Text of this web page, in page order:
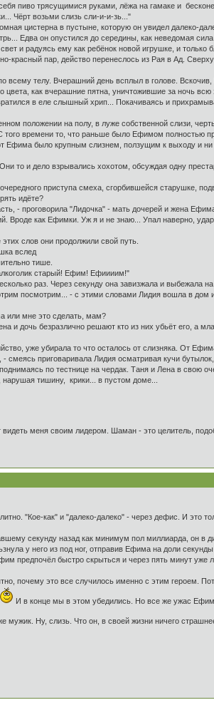
пиво трясущимися руками, лёжа на гамаке и
Чёрт возьми слизь сли-и-и-зь..."
цистерна в пустыне, которую он увидел далеко-
Едва он опустился до середины, как неведомая
и радуясь ему как ребёнок новой игрушке, и
красный пар, действо перенеслось из Рая в Ад.
телу. Вчерашний день всплыл в голове.
цвета, как вчерашние пятна, уничтожившие за ночь
в еле слышный хрип... Покачиваясь и
положении на полу, в луже собственной слизи,
того времени то, что раньше было Ефимом полностью
Ефима было крупным слизнем, ползущим к выходу и
то и дело взрывались хохотом, обсуждая одну
приступа смеха, сгорбившейся старушке,
идёте?
- проговорила "Лидочка" - мать дочерей и жена
Вроде как Ефимки. Уж я и не знаю... Упал наверно,
слов они продолжили свой путь.
вслед
тише.
старый! Ефим! Ефиииим!"
раз. Через секунду она завизжала и выбежала
посмотрим... - с этими словами Лидия вошла в дом
или мне это сделать, мам?
дочь безразлично решают кто из них убьёт его, а
уже убирала то что осталось от слизняка. От
приговаривала Лидия осматривая кучи
по тестнице на чердак. Таня и Лена в свою
тишину, крики... в пустом доме...
меня своим лидером. Шаман - это целитель,
"Кое-как" и "далеко-далеко" - через дефис. И это
секунду назад как минимум пол миллиарда, он в
у него из под ног, отправив Ефима на доли
предпочёл быстро скрыться и через пять минут уже
почему это все случилось именно с этим героем.
И в конце мы в этом убедились. Но все же ужас
Ну, слизь. Что он, в своей жизни ничего